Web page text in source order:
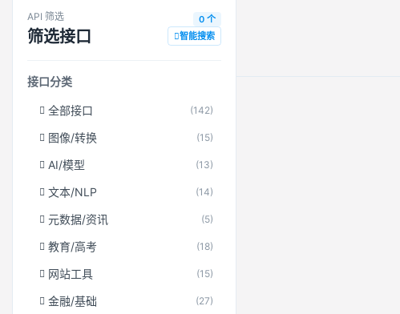
API 筛选
筛选接口
0 个
智能搜索
接口分类
全部接口 (142)
图像/转换 (15)
AI/模型 (13)
文本/NLP (14)
元数据/资讯 (5)
教育/高考 (18)
网站工具 (15)
金融/基础 (27)